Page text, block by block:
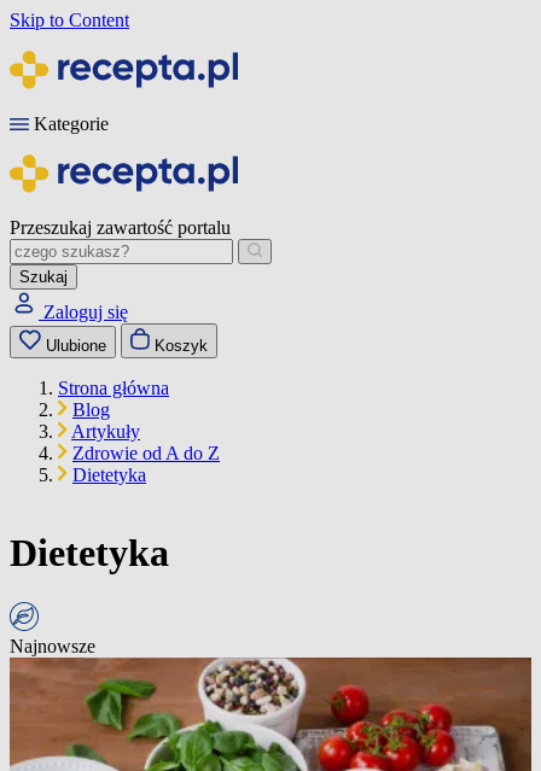
Skip to Content
Kategorie
Przeszukaj zawartość portalu
Szukaj
Zaloguj się
Ulubione Koszyk
Strona główna
Blog
Artykuły
Zdrowie od A do Z
Dietetyka
Dietetyka
Najnowsze